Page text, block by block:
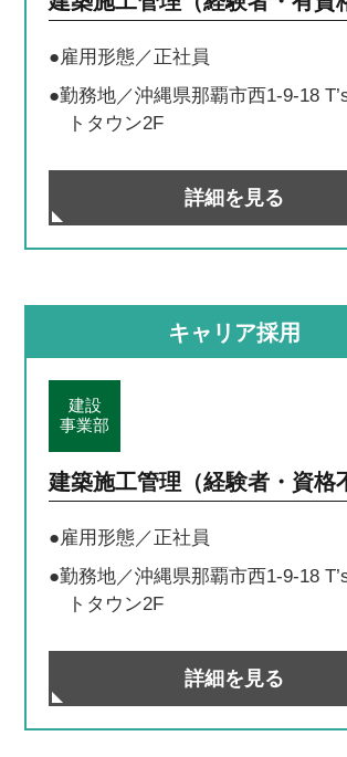
●雇用形態／正社員
●勤務地／沖縄県那覇市西1-9-18
トタウン2F
詳細を見る
キャリア採用
建設
事業部
建築施工管理（経験者・資格
●雇用形態／正社員
●勤務地／沖縄県那覇市西1-9-18
トタウン2F
詳細を見る